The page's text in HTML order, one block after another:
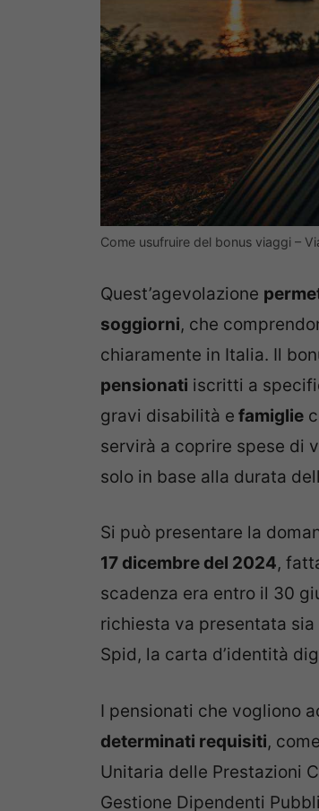
Come usufruire del bonus viaggi –
Quest’agevolazione
soggiorni, che
chiaramente in Italia. Il
pensionati iscritti a
gravi disabilità e famiglie
servirà a coprire spese di
solo in base alla durata
Si può presentare la
17 dicembre del 2024,
scadenza era entro il 30
richiesta va presentata sia
Spid, la carta d’identità
I pensionati che vogliono
determinati requisiti,
Unitaria delle Prestazioni
Gestione Dipendenti